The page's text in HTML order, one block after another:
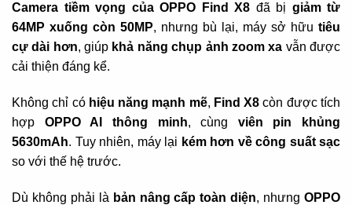
Camera tiềm vọng của OPPO Find X8 đã bị giảm từ
64MP xuống còn 50MP, nhưng bù lại, máy sở hữu tiêu
cự dài hơn, giúp khả năng chụp ảnh zoom xa vẫn được
cải thiện đáng kể.
Không chỉ có hiệu năng mạnh mẽ, Find X8 còn được tích
hợp OPPO AI thông minh, cùng viên pin khủng
5630mAh. Tuy nhiên, máy lại kém hơn về công suất sạc
so với thế hệ trước.
Dù không phải là bản nâng cấp toàn diện, nhưngOPPO